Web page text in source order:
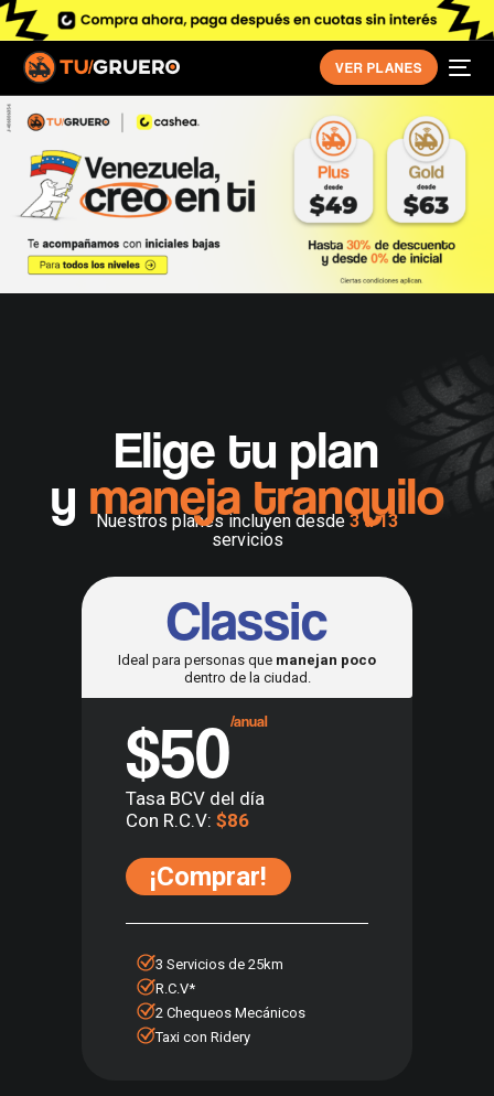
VER PLANES
Elige tu plan
y maneja tranquilo
Nuestros planes incluyen desde 3 a 13
servicios
Classic
Ideal para personas que manejan poco
dentro de la ciudad.
$50/anual
Tasa BCV del día
Con R.C.V: $86
¡Comprar!
3 Servicios de 25km
R.C.V*
2 Chequeos Mecánicos
Taxi con Ridery